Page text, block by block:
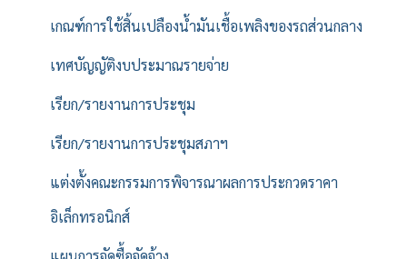
เกณฑ์การใช้สิ้นเปลืองน้ำมันเชื้อเพลิงของรถส่วนกลาง
เทศบัญญัติงบประมาณรายจ่าย
เรียก/รายงานการประชุม
เรียก/รายงานการประชุมสภาฯ
แต่งตั้งคณะกรรมการพิจารณาผลการประกวดราคา
อิเล็กทรอนิกส์